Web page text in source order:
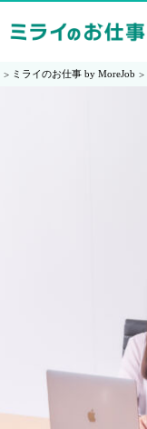
ミライのお仕事 by MoreJob